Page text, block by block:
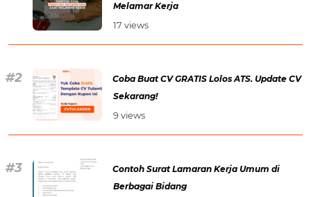
Melamar Kerja
17 views
Coba Buat CV GRATIS Lolos ATS. Update CV
Sekarang!
9 views
Contoh Surat Lamaran Kerja Umum di
Berbagai Bidang